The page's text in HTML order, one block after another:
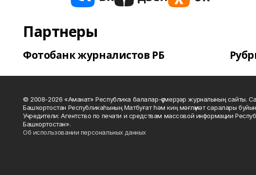
Партнеры
Фотобанк журналистов РБ
© 2008-2026 «Аманат» Республика балалар-үҫмерҙәр журналының сайты.
Башҡортостан Республикаһының Матбуғат һәм киң мәғлүмәт саралары
Учредители: Агентство по печати и средствам массовой информации
Башкортостан».
Об использовании персональных данных